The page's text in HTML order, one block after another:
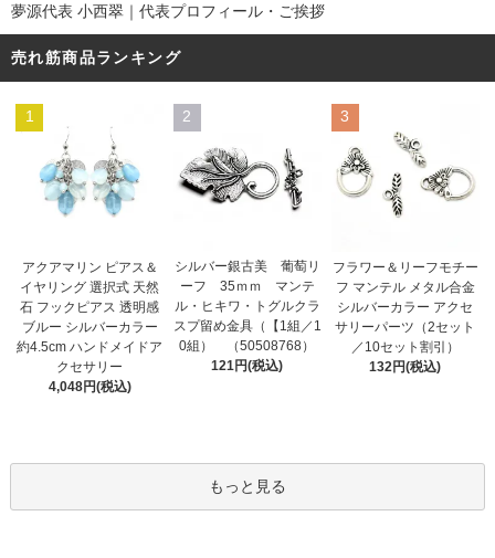
夢源代表 小西翠｜代表プロフィール・ご挨拶
売れ筋商品ランキング
1
アクアマリン ピアス＆
イヤリング 選択式 天然
石 フックピアス 透明感
ブルー シルバーカラー
約4.5cm ハンドメイドア
クセサリー
4,048円(税込)
2
シルバー銀古美 葡萄リ
ーフ 35ｍｍ マンテ
ル・ヒキワ・トグルクラ
スプ留め金具（【1組／1
0組） （50508768）
121円(税込)
3
フラワー＆リーフモチー
フ マンテル メタル合金
シルバーカラー アクセ
サリーパーツ（2セット
／10セット割引）
132円(税込)
もっと見る